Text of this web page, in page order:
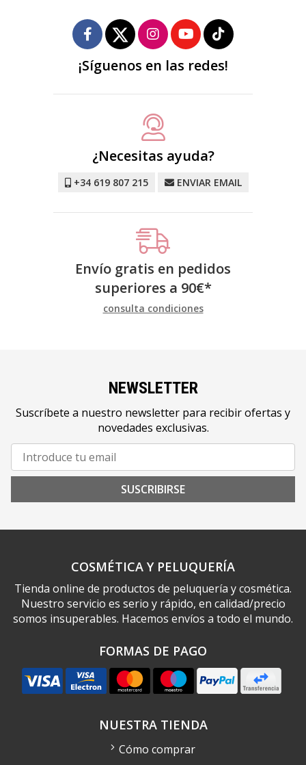
¡Síguenos en las redes!
¿Necesitas ayuda?
+34 619 807 215 ENVIAR EMAIL
Envío gratis en pedidos
superiores a 90€*
consulta condiciones
NEWSLETTER
Suscríbete a nuestro newsletter para recibir ofertas y
novedades exclusivas.
SUSCRIBIRSE
COSMÉTICA Y PELUQUERÍA
Tienda online de productos de peluquería y cosmética.
Nuestro servicio es serio y rápido, en calidad/precio
somos insuperables. Hacemos envíos a todo el mundo.
FORMAS DE PAGO
NUESTRA TIENDA
Cómo comprar